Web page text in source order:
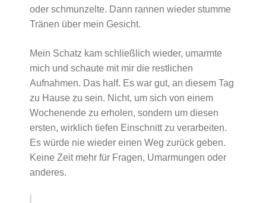
oder schmunzelte. Dann rannen wieder stumme
Tränen über mein Gesicht.
Mein Schatz kam schließlich wieder, umarmte
mich und schaute mit mir die restlichen
Aufnahmen. Das half. Es war gut, an diesem Tag
zu Hause zu sein. Nicht, um sich von einem
Wochenende zu erholen, sondern um diesen
ersten, wirklich tiefen Einschnitt zu verarbeiten.
Es würde nie wieder einen Weg zurück geben.
Keine Zeit mehr für Fragen, Umarmungen oder
anderes.